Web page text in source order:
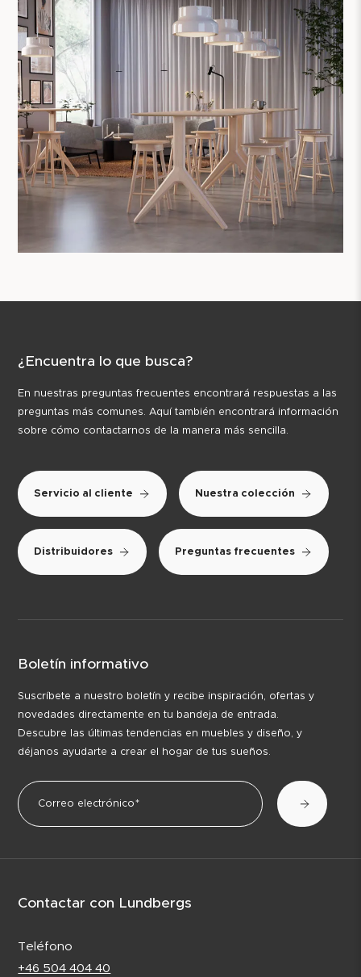
¿Encuentra lo que busca?
En nuestras preguntas frecuentes encontrará respuestas a las
preguntas más comunes. Aquí también encontrará información
sobre cómo contactarnos de la manera más sencilla.
Servicio al cliente Nuestra colección
Distribuidores Preguntas frecuentes
Boletín informativo
Suscríbete a nuestro boletín y recibe inspiración, ofertas y
novedades directamente en tu bandeja de entrada.
Descubre las últimas tendencias en muebles y diseño, y
déjanos ayudarte a crear el hogar de tus sueños.
Contactar con Lundbergs
Teléfono
+46 504 404 40